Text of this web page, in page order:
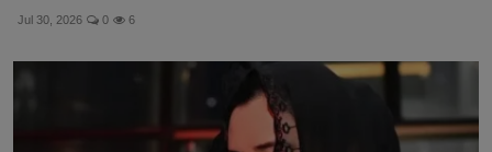
Jul 30, 2026 0 6